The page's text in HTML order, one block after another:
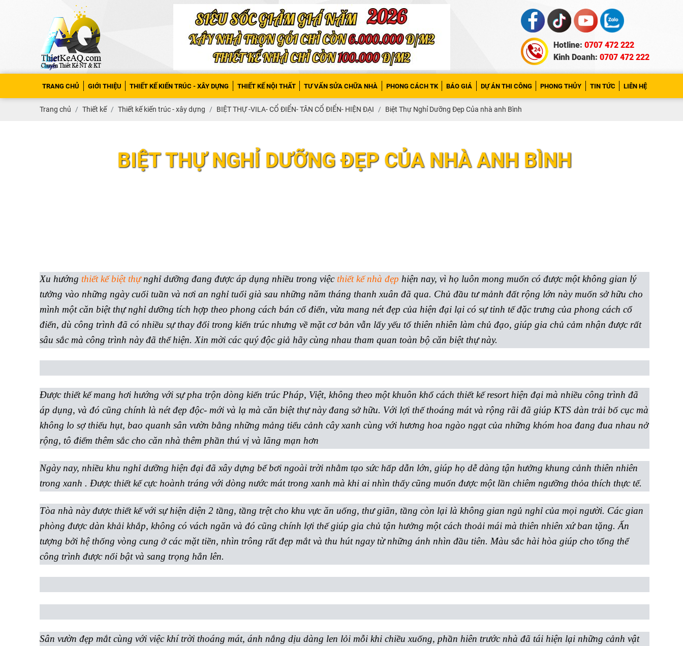
Hotline: 0707 472 222
Kinh Doanh: 0707 472 222
TRANG CHỦ GIỚI THIỆU THIẾT KẾ KIẾN TRÚC - XÂY DỰNG THIẾT KẾ NỘI THẤT TƯ VẤN SỬA CHỮA NHÀ PHONG CÁCH TK BÁO GIÁ DỰ ÁN THI CÔNG PHONG THỦY TIN TỨC LIÊN HỆ
Trang chủ Thiết kế Thiết kế kiến trúc - xây dựng BIỆT THỰ -VILA- CỔ ĐIỂN- TÂN CỔ ĐIỂN- HIỆN ĐẠI Biệt Thự Nghỉ Dưỡng Đẹp Của nhà anh Bình
BIỆT THỰ NGHỈ DƯỠNG ĐẸP CỦA NHÀ ANH BÌNH
Xu hướng thiết kế biệt thự nghỉ dưỡng đang được áp dụng nhiều trong việc thiết kế nhà đẹp hiện nay, vì họ luôn mong muốn có được một không gian lý
tưởng vào những ngày cuối tuần và nơi an nghỉ tuổi già sau những năm tháng thanh xuân đã qua. Chủ đầu tư mảnh đất rộng lớn này muốn sở hữu cho
mình một căn biệt thự nghỉ dưỡng tích hợp theo phong cách bán cổ điển, vừa mang nét đẹp của hiện đại lại có sự tinh tế đặc trưng của phong cách cổ
điển, dù công trình đã có nhiều sự thay đổi trong kiến trúc nhưng về mặt cơ bản vẫn lấy yếu tố thiên nhiên làm chủ đạo, giúp gia chủ cảm nhận được rất
sâu sắc mà công trình này đã thể hiện. Xin mời các quý độc giả hãy cùng nhau tham quan toàn bộ căn biệt thự này.
Được thiết kế mang hơi hướng với sự pha trộn dòng kiến trúc Pháp, Việt, không theo một khuôn khổ cách thiết kế resort hiện đại mà nhiều công trình đã
áp dụng, và đó cũng chính là nét đẹp độc- mới và lạ mà căn biệt thự này đang sở hữu. Với lợi thế thoáng mát và rộng rãi đã giúp KTS dàn trải bố cục mà
không lo sợ thiếu hụt, bao quanh sân vườn bằng những mảng tiểu cảnh cây xanh cùng với hương hoa ngào ngạt của những khóm hoa đang đua nhau nở
rộng, tô điểm thêm sắc cho căn nhà thêm phần thú vị và lãng mạn hơn
Ngày nay, nhiều khu nghỉ dưỡng hiện đại đã xây dựng bể bơi ngoài trời nhằm tạo sức hấp dẫn lớn, giúp họ dễ dàng tận hưởng khung cảnh thiên nhiên
trong xanh . Được thiết kế cực hoành tráng với dòng nước mát trong xanh mà khi ai nhìn thấy cũng muốn được một lần chiêm ngưỡng thỏa thích thực tế.
Tòa nhà này được thiết kế với sự hiện diện 2 tầng, tầng trệt cho khu vực ăn uống, thư giãn, tầng còn lại là không gian ngủ nghỉ của mọi người. Các gian
phòng được dàn khải khắp, không có vách ngăn và đó cũng chính lợi thế giúp gia chủ tận hưởng một cách thoải mái mà thiên nhiên xứ ban tặng. Ấn
tượng bởi hệ thống vòng cung ở các mặt tiền, nhìn trông rất đẹp mắt và thu hút ngay từ những ánh nhìn đầu tiên. Màu sắc hài hòa giúp cho tổng thể
công trình được nổi bật và sang trọng hẳn lên.
Sân vườn đẹp mắt cùng với việc khí trời thoáng mát, ánh nắng dịu dàng len lỏi mỗi khi chiều xuống, phần hiên trước nhà đã tái hiện lại những cảnh vật